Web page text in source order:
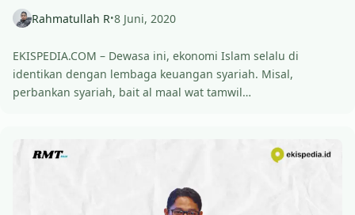
Rahmatullah R•8 Juni, 2020
EKISPEDIA.COM – Dewasa ini, ekonomi Islam selalu di
identikan dengan lembaga keuangan syariah. Misal,
perbankan syariah, bait al maal wat tamwil…